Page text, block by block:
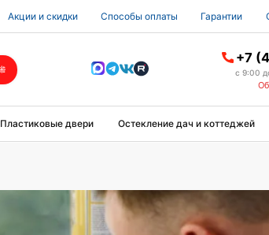
Акции и скидки Способы оплаты Гарантии
+7
с 9:00
Пластиковые двери Остекление дач и коттеджей